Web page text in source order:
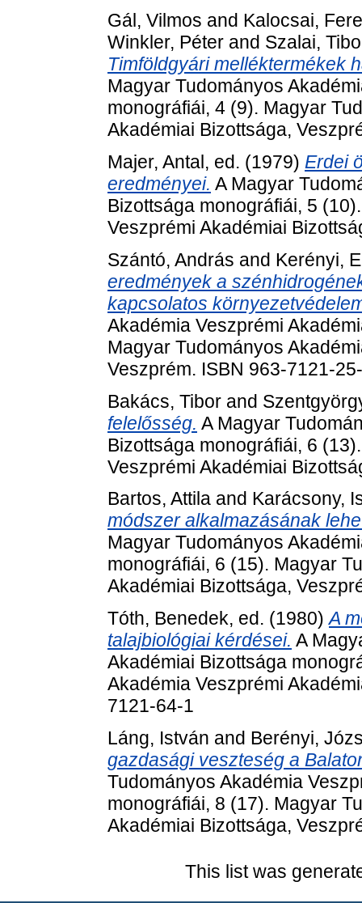
Gál, Vilmos and Kalocsai,
Winkler, Péter and Szalai,
Timföldgyári melléktermékek
Magyar Tudományos
monográfiái, 4 (9). Magyar
Akadémiai Bizottsága,
Majer, Antal, ed. (1979) Erdei
eredményei. A Magyar
Bizottsága monográfiái, 5
Veszprémi Akadémiai
Szántó, András and Kerényi,
eredmények a
kapcsolatos
Akadémia Veszprémi
Magyar Tudományos
Veszprém. ISBN 963-7121-
Bakács, Tibor and
felelősség. A Magyar
Bizottsága monográfiái, 6
Veszprémi Akadémiai
Bartos, Attila and Karácsony,
módszer alkalmazásának
Magyar Tudományos
monográfiái, 6 (15). Magyar
Akadémiai Bizottsága,
Tóth, Benedek, ed. (1980)A
talajbiológiai kérdései. A
Akadémiai Bizottsága
Akadémia Veszprémi
7121-64-1
Láng, István and Berényi,
gazdasági veszteség a
Tudományos Akadémia
monográfiái, 8 (17). Magyar
Akadémiai Bizottsága,
This list was